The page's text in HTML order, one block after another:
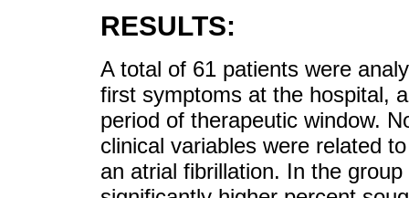
RESULTS:
A total of 61 patients were
first symptoms at the hospital,
period of therapeutic window.
clinical variables were related
an atrial fibrillation. In the